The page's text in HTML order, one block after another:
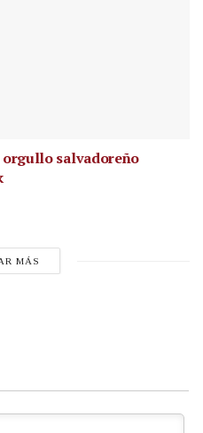
orgullo salvadoreño
MÁS